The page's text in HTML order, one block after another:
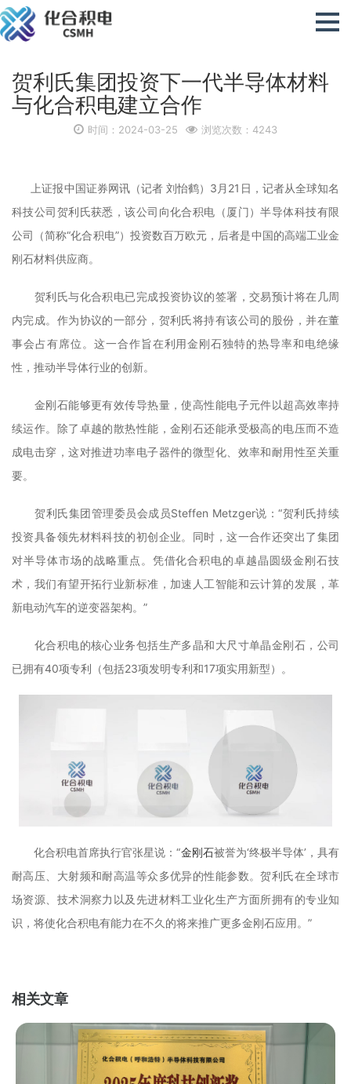
贺利氏集团投资下一代半导体材料
与化合积电建立合作
时间：2024-03-25 浏览次数：4243
上证报中国证券网讯（记者 刘怡鹤）3月21日，记者从全球知名
科技公司贺利氏获悉，该公司向化合积电（厦门）半导体科技有限
公司（简称“化合积电”）投资数百万欧元，后者是中国的高端工业金
刚石材料供应商。
贺利氏与化合积电已完成投资协议的签署，交易预计将在几周
内完成。作为协议的一部分，贺利氏将持有该公司的股份，并在董
事会占有席位。这一合作旨在利用金刚石独特的热导率和电绝缘
性，推动半导体行业的创新。
金刚石能够更有效传导热量，使高性能电子元件以超高效率持
续运作。除了卓越的散热性能，金刚石还能承受极高的电压而不造
成电击穿，这对推进功率电子器件的微型化、效率和耐用性至关重
要。
贺利氏集团管理委员会成员Steffen Metzger说：“贺利氏持续
投资具备领先材料科技的初创企业。同时，这一合作还突出了集团
对半导体市场的战略重点。凭借化合积电的卓越晶圆级金刚石技
术，我们有望开拓行业新标准，加速人工智能和云计算的发展，革
新电动汽车的逆变器架构。”
化合积电的核心业务包括生产多晶和大尺寸单晶金刚石，公司
已拥有40项专利（包括23项发明专利和17项实用新型）。
化合积电首席执行官张星说：“金刚石被誉为‘终极半导体’，具有
耐高压、大射频和耐高温等众多优异的性能参数。贺利氏在全球市
场资源、技术洞察力以及先进材料工业化生产方面所拥有的专业知
识，将使化合积电有能力在不久的将来推广更多金刚石应用。”
相关文章